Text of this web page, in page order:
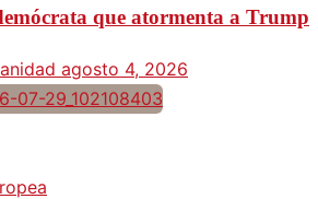
que atormenta a Trump
agosto 4, 2026